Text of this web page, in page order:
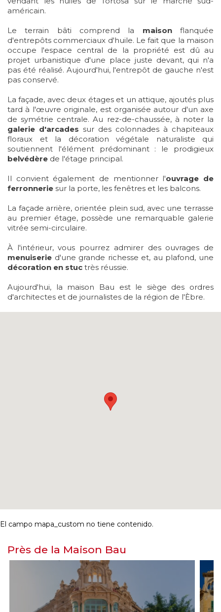
américain.
Le terrain bâti comprend la maisonflanquée
d'entrepôts commerciaux d'huile. Le fait que la maison
occupe l'espace central de la propriété est dû au
projet urbanistique d'une place juste devant, qui n'a
pas été réalisé. Aujourd'hui, l'entrepôt de gauche n'est
pas conservé.
La façade, avec deux étages et un attique, ajoutés plus
tard à l'œuvre originale, est organisée autour d'un axe
de symétrie centrale. Au rez-de-chaussée, à noter la
galerie d'arcades sur des colonnades à chapiteaux
floraux et la décoration végétale naturaliste qui
soutiennent l'élément prédominant : le prodigieux
belvédère de l'étage principal.
Il convient également de mentionner l'ouvrage de
ferronnerie sur la porte, les fenêtres et les balcons.
La façade arrière, orientée plein sud, avec une terrasse
au premier étage, possède une remarquable galerie
vitrée semi-circulaire.
À l'intérieur, vous pourrez admirer des ouvrages de
menuiserie d'une grande richesse et, au plafond, une
décoration en stuc très réussie.
Aujourd'hui, la maison Bau est le siège des ordres
d'architectes et de journalistes de la région de l'Èbre.
El campo mapa_custom no tiene contenido.
Près de la Maison Bau